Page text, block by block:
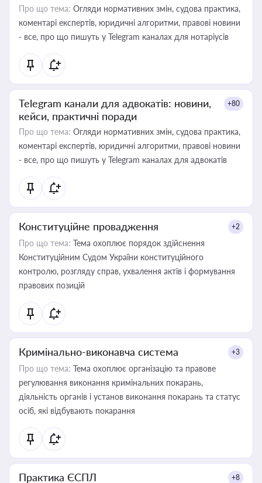
Про що тема: Огляди нормативних змін, судова практика,
коментарі експертів, юридичні алгоритми, правові новини
- все, про що пишуть у Telegram каналах для нотаріусів
Telegram канали для адвокатів: новини,
кейси, практичні поради
+80
Про що тема: Огляди нормативних змін, судова практика,
коментарі експертів, юридичні алгоритми, правові новини
- все, про що пишуть у Telegram каналах для адвокатів
Конституційне провадження +2
Про що тема: Тема охоплює порядок здійснення
Конституційним Судом України конституційного
контролю, розгляду справ, ухвалення актів і формування
правових позицій
Кримінально-виконавча система +3
Про що тема: Тема охоплює організацію та правове
регулювання виконання кримінальних покарань,
діяльність органів і установ виконання покарань та статус
осіб, які відбувають покарання
Практика ЄСПЛ +8